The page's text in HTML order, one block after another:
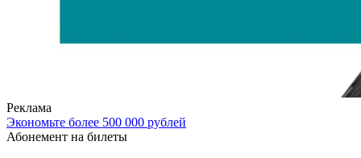
Реклама
Экономьте более 500 000 рублей
Абонемент на билеты